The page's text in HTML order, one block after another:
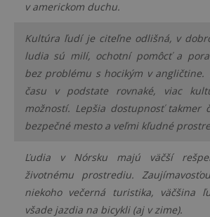
v americkom duchu.
Kultúra ľudí je citeľne odlišná, v
ludia sú milí, ochotní pomôcť a
bez problému s hocikým v angličtine.
času v podstate rovnaké, viac
možností. Lepšia dostupnosť takmer
bezpečné mesto a veľmi kľudné
Ľudia v Nórsku majú väčší
životnému prostrediu.
niekoho večerná turistika, väčšina
všade jazdia na bicykli (aj v zime).